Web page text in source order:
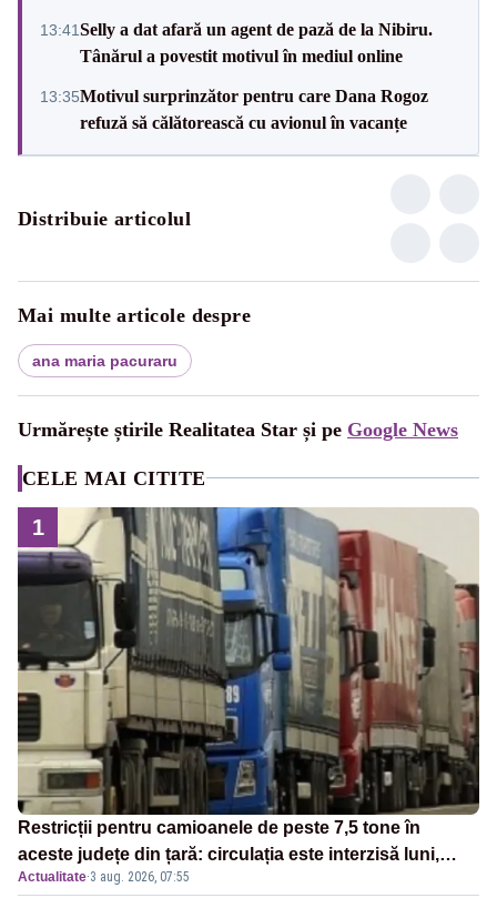
13:41Selly a dat afară un agent de pază de la Nibiru.
Tânărul a povestit motivul în mediul online
13:35Motivul surprinzător pentru care Dana Rogoz
refuză să călătorească cu avionul în vacanțe
Distribuie articolul
Mai multe articole despre
ana maria pacuraru
Urmărește știrile Realitatea Star și pe Google News
CELE MAI CITITE
1
Restricții pentru camioanele de peste 7,5 tone în
aceste județe din țară: circulația este interzisă luni,
între orele 12:00 și 20:00
Actualitate·3 aug. 2026, 07:55